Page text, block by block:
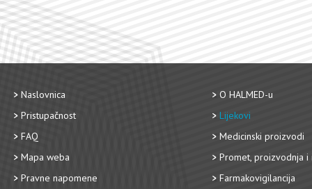
Naslovnica
Pristupačnost
FAQ
Mapa weba
Pravne napomene
O HALMED-u
Lijekovi
Medicinski proizvodi
Promet, proizvodnja i
Farmakovigilancija